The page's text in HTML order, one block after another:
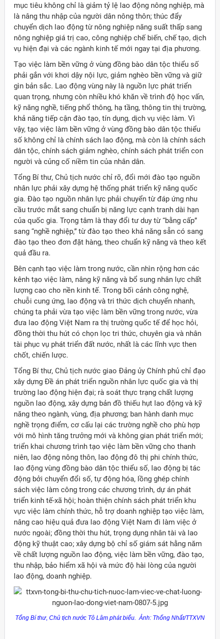
mục tiêu không chỉ là giảm tỷ lệ lao động nông nghiệp, mà
là nâng thu nhập của người dân nông thôn; thúc đẩy
chuyển dịch lao động từ nông nghiệp năng suất thấp sang
nông nghiệp giá trị cao, công nghiệp chế biến, chế tạo, dịch
vụ hiện đại và các ngành kinh tế mới ngay tại địa phương.
Tạo việc làm bền vững ở vùng đồng bào dân tộc thiểu số
phải gắn với khơi dậy nội lực, giảm nghèo bền vững và giữ
gìn bản sắc. Lao động vùng này là nguồn lực phát triển
quan trọng, nhưng còn nhiều khó khăn về trình độ học vấn,
kỹ năng nghề, tiếng phổ thông, hạ tầng, thông tin thị trường,
khả năng tiếp cận đào tạo, tín dụng, dịch vụ việc làm. Vì
vậy, tạo việc làm bền vững ở vùng đồng bào dân tộc thiểu
số không chỉ là chính sách lao động, mà còn là chính sách
dân tộc, chính sách giảm nghèo, chính sách phát triển con
người và củng cố niềm tin của nhân dân.
Tổng Bí thư, Chủ tịch nước chỉ rõ, đổi mới đào tạo nguồn
nhân lực phải xây dựng hệ thống phát triển kỹ năng quốc
gia. Đào tạo nguồn nhân lực phải chuyển từ đáp ứng nhu
cầu trước mắt sang chuẩn bị năng lực cạnh tranh dài hạn
của quốc gia. Trọng tâm là thay đổi tư duy từ “bằng cấp”
sang “nghề nghiệp,” từ đào tạo theo khả năng sẵn có sang
đào tạo theo đơn đặt hàng, theo chuẩn kỹ năng và theo kết
quả đầu ra.
Bên cạnh tạo việc làm trong nước, cần nhìn rộng hơn các
kênh tạo việc làm, nâng kỹ năng và bổ sung nhân lực chất
lượng cao cho nền kinh tế. Trong bối cảnh công nghệ,
chuỗi cung ứng, lao động và tri thức dịch chuyển nhanh,
chúng ta phải vừa tạo việc làm bền vững trong nước, vừa
đưa lao động Việt Nam ra thị trường quốc tế để học hỏi,
đồng thời thu hút có chọn lọc tri thức, chuyên gia và nhân
tài phục vụ phát triển đất nước, nhất là các lĩnh vực then
chốt, chiến lược.
Tổng Bí thư, Chủ tịch nước giao Đảng ủy Chính phủ chỉ đạo
xây dựng Đề án phát triển nguồn nhân lực quốc gia và thị
trường lao động hiện đại; rà soát thực trạng chất lượng
nguồn lao động, xây dựng bản đồ thiếu hụt lao động và kỹ
năng theo ngành, vùng, địa phương; ban hành danh mục
nghề trọng điểm, cơ cấu lại các trường nghề cho phù hợp
với mô hình tăng trưởng mới và không gian phát triển mới;
triển khai chương trình tạo việc làm bền vững cho thanh
niên, lao động nông thôn, lao động đô thị phi chính thức,
lao động vùng đồng bào dân tộc thiểu số, lao động bị tác
động bởi chuyển đổi số, tự động hóa, lồng ghép chính
sách việc làm công trong các chương trình, dự án phát
triển kinh tế-xã hội; hoàn thiện chính sách phát triển khu
vực việc làm chính thức, hỗ trợ doanh nghiệp tạo việc làm,
nâng cao hiệu quả đưa lao động Việt Nam đi làm việc ở
nước ngoài; đồng thời thu hút, trọng dụng nhân tài và lao
động kỹ thuật cao; xây dựng bộ chỉ số giám sát hằng năm
về chất lượng nguồn lao động, việc làm bền vững, đào tạo,
thu nhập, bảo hiểm xã hội và mức độ hài lòng của người
lao động, doanh nghiệp.
Tổng Bí thư, Chủ tịch nước Tô Lâm phát biểu. Ảnh: Thống Nhất/TTXVN